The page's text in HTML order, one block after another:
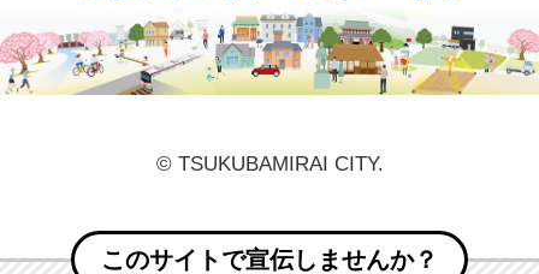
© TSUKUBAMIRAI CITY.
このサイトで宣伝しませんか？